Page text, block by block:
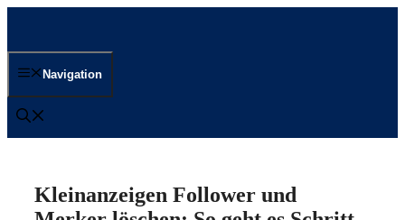
Navigation
Kleinanzeigen Follower und